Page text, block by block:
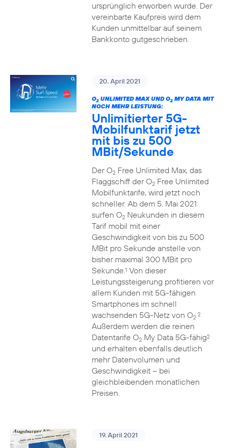
ursprünglich erworben wurde. Der
vereinbarte Kaufpreis wird dem
Kunden unmittelbar auf seinem
Bankkonto gutgeschrieben.
20. April 2021
O2UNLIMITED MAX UND O2MY DATA MIT
NOCH MEHR LEISTUNG:
Unlimitierter 5G-
Mobilfunktarif jetzt
mit bis zu 500
MBit/Sekunde
Der O2Free Unlimited Max, das
Flaggschiff der O2Free Unlimited
Mobilfunktarife, wird jetzt noch
schneller. Ab dem 5. Mai 2021
surfen O2Neukunden in diesem
Tarif mobil mit einer
Geschwindigkeit von bis zu 500
MBit pro Sekunde anstelle von
bisher maximal 300 MBit pro
Sekunde.1 Von dieser
Leistungssteigerung profitieren vor
allem Kunden mit 5G-fähigen
Smartphones im schnell
wachsenden 5G-Netz von O2.2
Außerdem werden die reinen
Datentarife O2My Data 5G-fähig2
und erhalten ebenfalls deutlich
mehr Datenvolumen und
Geschwindigkeit – bei
gleichbleibenden monatlichen
Preisen.
19. April 2021